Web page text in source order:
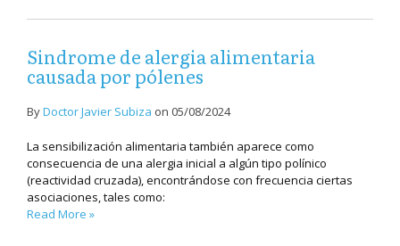
Sindrome de alergia alimentaria
causada por pólenes
ByDoctor Javier Subiza on 05/08/2024
La sensibilización alimentaria también aparece como
consecuencia de una alergia inicial a algún tipo polínico
(reactividad cruzada), encontrándose con frecuencia ciertas
asociaciones, tales como:
Read More »